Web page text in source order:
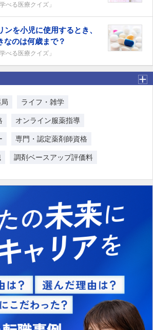
べる医療クイズ」
ンを小児に使用するとき、
なのは何歳まで？
べる医療クイズ」
ライフ・雑学
オンライン服薬指導
専門・認定薬剤師資格
調剤ベースアップ評価料